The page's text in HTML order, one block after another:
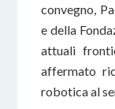
convegno,
e della
attuali
affermato
robotica al